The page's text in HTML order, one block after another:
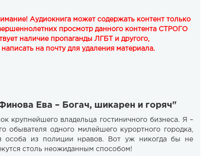
Аудиокнига может содержать контент только
просмотр данного контента СТРОГО
наличие пропаганды ЛГБТ и другого,
на почту для удаления материала.
Ева – Богач, шикарен и горяч"
крупнейшего владельца гостиничного бизнеса. Я –
обывателя одного милейшего курортного городка,
особа из полиции нравов. Вот уж никогда бы не
столь неожиданным способом!